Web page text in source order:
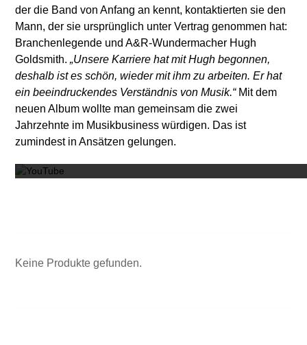
der die Band von Anfang an kennt, kontaktierten sie den
Mann, der sie ursprünglich unter Vertrag genommen hat:
Branchenlegende und A&R-Wundermacher Hugh
Goldsmith.„Unsere Karriere hat mit Hugh begonnen,
deshalb ist es schön, wieder mit ihm zu arbeiten. Er hat
ein beeindruckendes Verständnis von Musik.“Mit dem
neuen Album wollte man gemeinsam die zwei
Jahrzehnte im Musikbusiness würdigen. Das ist
zumindest in Ansätzen gelungen.
Keine Produkte gefunden.